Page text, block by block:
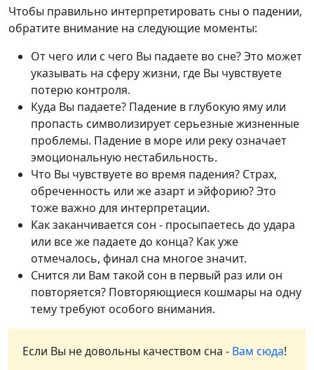
Чтобы правильно интерпретировать сны о падении,
обратите внимание на следующие моменты:
От чего или с чего Вы падаете во сне? Это может
указывать на сферу жизни, где Вы чувствуете
потерю контроля.
Куда Вы падаете? Падение в глубокую яму или
пропасть символизирует серьезные жизненные
проблемы. Падение в море или реку означает
эмоциональную нестабильность.
Что Вы чувствуете во время падения? Страх,
обреченность или же азарт и эйфорию? Это
тоже важно для интерпретации.
Как заканчивается сон - просыпаетесь до удара
или все же падаете до конца? Как уже
отмечалось, финал сна многое значит.
Снится ли Вам такой сон в первый раз или он
повторяется? Повторяющиеся кошмары на одну
тему требуют особого внимания.
Если Вы не довольны качеством сна - Вам сюда!